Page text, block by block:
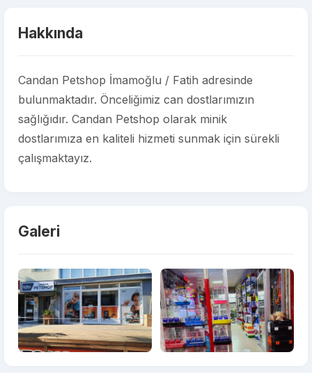
Hakkında
Candan Petshop İmamoğlu / Fatih adresinde
bulunmaktadır. Önceliğimiz can dostlarımızın
sağlığıdır. Candan Petshop olarak minik
dostlarımıza en kaliteli hizmeti sunmak için sürekli
çalışmaktayız.
Galeri